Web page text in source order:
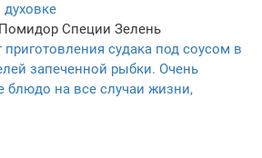
Помидор Специи Зелень
приготовления судака под соусом в
запеченной рыбки. Очень
блюдо на все случаи жизни,